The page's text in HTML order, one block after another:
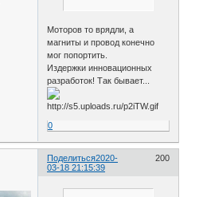
Моторов то врядли, а
магниты и провод конечно
мог попортить.
Издержки инновационных
разработок! Так бывает...
0
Поделиться 200
2020-
03-18 21:15:39